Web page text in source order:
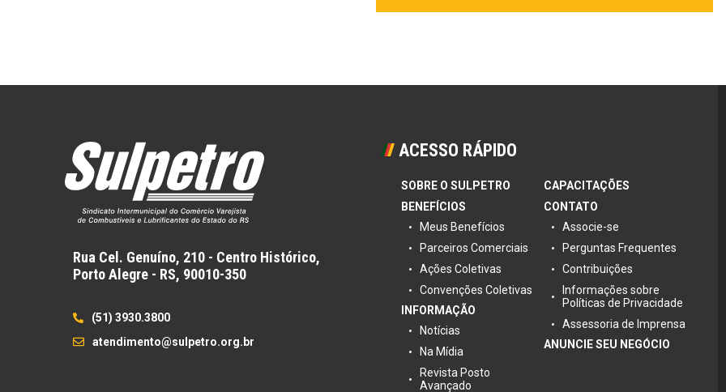
Rua Cel. Genuíno, 210 - Centro Histórico,
Porto Alegre - RS, 90010-350
(51) 3930.3800
atendimento@sulpetro.org.br
ACESSO RÁPIDO
SOBRE O SULPETRO
BENEFÍCIOS
Meus Benefícios
Parceiros Comerciais
Ações Coletivas
Convenções Coletivas
INFORMAÇÃO
Notícias
Na Mídia
Revista Posto
Avançado
CAPACITAÇÕES
CONTATO
Associe-se
Perguntas Frequentes
Contribuições
Informações sobre
Políticas de Privacidade
Assessoria de Imprensa
ANUNCIE SEU NEGÓCIO